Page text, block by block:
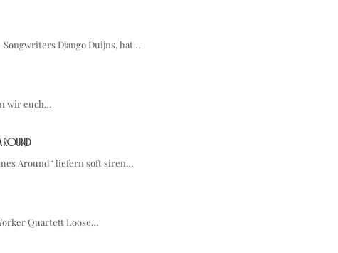
Songwriters Django Duijns, hat…
wir euch…
Around“ liefern soft siren…
Quartett Loose…